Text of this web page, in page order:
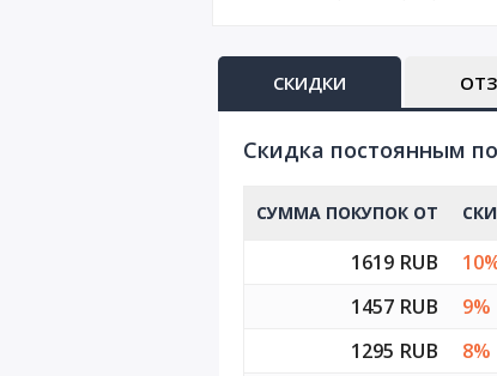
СКИДКИ
Cкидка постоянным
СУММА ПОКУПОК ОТ
1619 RUB
1457 RUB
9%
1295 RUB
8%